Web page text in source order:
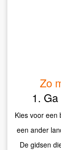
Zo
1.
Kies voor een
een ander
De gidsen